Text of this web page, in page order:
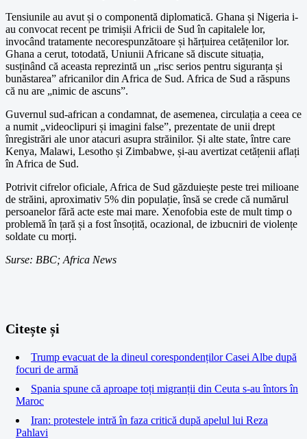
Tensiunile au avut și o componentă diplomatică. Ghana și Nigeria i-
au convocat recent pe trimișii Africii de Sud în capitalele lor,
invocând tratamente necorespunzătoare și hărțuirea cetățenilor lor.
Ghana a cerut, totodată, Uniunii Africane să discute situația,
susținând că aceasta reprezintă un „risc serios pentru siguranța și
bunăstarea” africanilor din Africa de Sud. Africa de Sud a răspuns
că nu are „nimic de ascuns”.
Guvernul sud-african a condamnat, de asemenea, circulația a ceea ce
a numit „videoclipuri și imagini false”, prezentate de unii drept
înregistrări ale unor atacuri asupra străinilor. Și alte state, între care
Kenya, Malawi, Lesotho și Zimbabwe, și-au avertizat cetățenii aflați
în Africa de Sud.
Potrivit cifrelor oficiale, Africa de Sud găzduiește peste trei milioane
de străini, aproximativ 5% din populație, însă se crede că numărul
persoanelor fără acte este mai mare. Xenofobia este de mult timp o
problemă în țară și a fost însoțită, ocazional, de izbucniri de violențe
soldate cu morți.
Surse: BBC; Africa News
Citește și
Trump evacuat de la dineul corespondenților Casei Albe după
focuri de armă
Spania spune că aproape toți migranții din Ceuta s-au întors în
Maroc
Iran: protestele intră în faza critică după apelul lui Reza
Pahlavi